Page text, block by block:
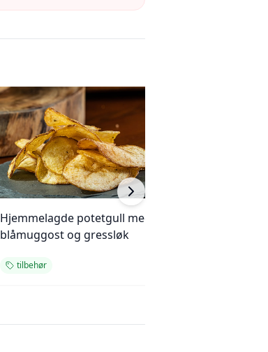
Hjemmelagde potetgull med
blåmuggost og gressløk
tilbehør